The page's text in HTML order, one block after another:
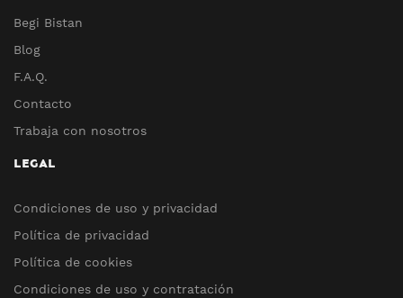
Begi Bistan
Blog
F.A.Q.
Contacto
Trabaja con nosotros
LEGAL
Condiciones de uso y privacidad
Política de privacidad
Política de cookies
Condiciones de uso y contratación